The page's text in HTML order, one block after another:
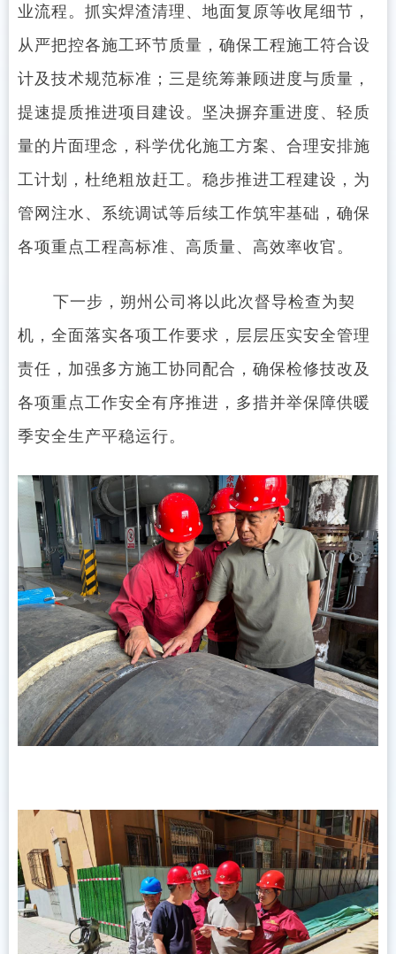
业流程。抓实焊渣清理、地面复原等收尾细节，
从严把控各施工环节质量，确保工程施工符合设
计及技术规范标准；三是统筹兼顾进度与质量，
提速提质推进项目建设。坚决摒弃重进度、轻质
量的片面理念，科学优化施工方案、合理安排施
工计划，杜绝粗放赶工。稳步推进工程建设，为
管网注水、系统调试等后续工作筑牢基础，确保
各项重点工程高标准、高质量、高效率收官。
下一步，朔州公司将以此次督导检查为契
机，全面落实各项工作要求，层层压实安全管理
责任，加强多方施工协同配合，确保检修技改及
各项重点工作安全有序推进，多措并举保障供暖
季安全生产平稳运行。